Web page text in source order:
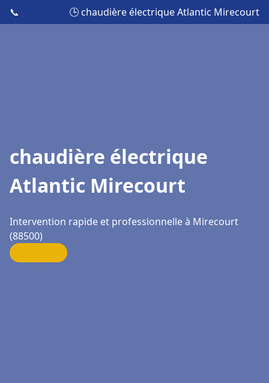
📞 🕒 chaudière électrique Atlantic Mirecourt
chaudière électrique
Atlantic Mirecourt
Intervention rapide et professionnelle à Mirecourt
(88500)